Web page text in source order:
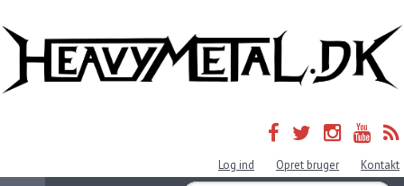
Log ind Opret bruger Kontakt